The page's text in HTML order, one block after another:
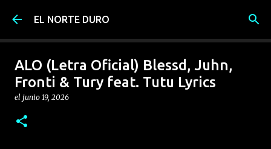
Ir al contenido principal
EL NORTE DURO
ALO (Letra Oficial) Blessd, Juhn,
Fronti & Tury feat. Tutu Lyrics
el junio 19, 2026